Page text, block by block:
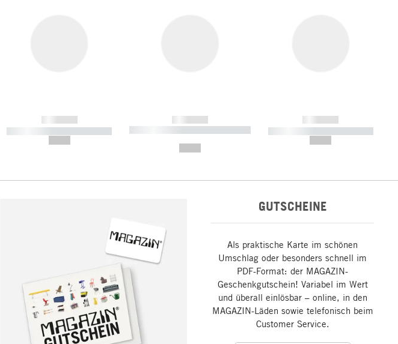
------------
----------- ----------- -----------
------------
----------- ----------- ----------- ----
------------
----------- ----------- -----------
GUTSCHEINE
Als praktische Karte im schönen
Umschlag oder besonders schnell im
PDF-Format: der MAGAZIN-
Geschenkgutschein! Variabel im Wert
und überall einlösbar – online, in den
MAGAZIN-Läden sowie telefonisch beim
Customer Service.